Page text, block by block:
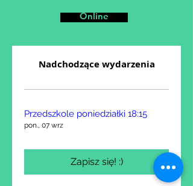
Online
Nadchodzące wydarzenia
Przedszkole poniedziałki 18:15
pon., 07 wrz
Zapisz się! :)